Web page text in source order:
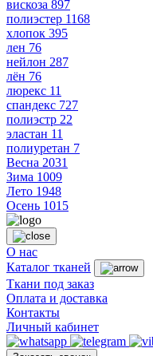
вискоза 897
полиэстер 1168
хлопок 395
лен 76
нейлон 287
лён 76
люрекс 11
спандекс 727
полиэстр 22
эластан 11
полиуретан 7
Весна 2031
Зима 1009
Лето 1948
Осень 1015
О нас
Каталог тканей
Ткани под заказ
Оплата и доставка
Контакты
Личный кабинет